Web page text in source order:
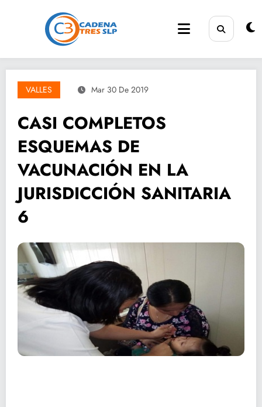
VALLES Mar 30 De 2019
CASI COMPLETOS
ESQUEMAS DE
VACUNACIÓN EN LA
JURISDICCIÓN SANITARIA
6